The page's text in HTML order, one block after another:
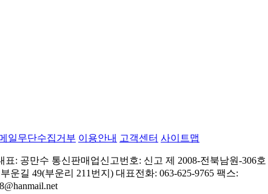
일무단수집거부 이용안내 고객센터 사이트맵
표: 공만수 통신판매업신고번호: 신고 제 2008-전북남원-306호
운길 49(부운리 211번지) 대표전화: 063-625-9765 팩스: